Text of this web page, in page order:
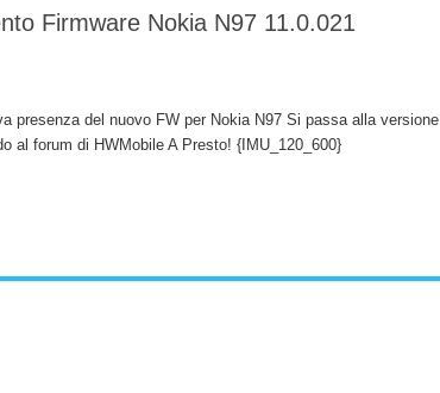
LUCE fa questa Lampada Letour! – RECENSIONE
della mountain bike elettrica biammortizzata.
Ear suonano male? Recensione EarFun Clip 2
Più di un semplice vetro temperato!
Firmware Nokia N97 11.0.021
presenza del nuovo FW per Nokia N97 Si passa alla versione
al forum di HWMobile A Presto! {IMU_120_600}